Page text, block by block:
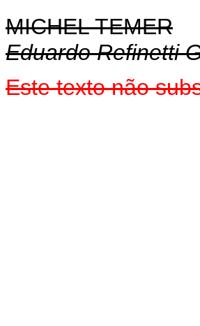
MICHEL TEMER
Eduardo Refinetti
Este texto não